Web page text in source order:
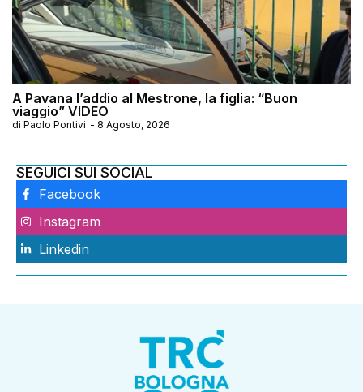
A Pavana l’addio al Mestrone, la figlia: “Buon
viaggio” VIDEO
di Paolo Pontivi - 8 Agosto, 2026
SEGUICI SUI SOCIAL
Facebook
Instagram
Linkedin